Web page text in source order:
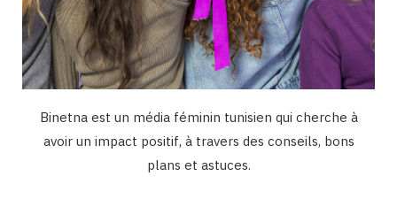
Binetna est un média féminin tunisien qui cherche à
avoir un impact positif, à travers des conseils, bons
plans et astuces.